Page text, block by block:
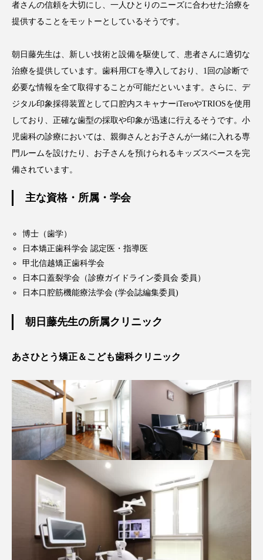
者さんの信頼を大切にし、一人ひとりのニーズに合わせた治療を
提供することをモットーとしているそうです。
朝日藤先生は、新しい技術と設備を駆使して、患者さんに適切な
治療を提供しています。歯科用CTを導入しており、1回の診断で
必要な情報を全て取得することが可能だといいます。さらに、デ
ジタル印象採得装置として口腔内スキャナーiTeroやTRIOSを使用
しており、正確な歯型の採取や印象が迅速に行えるそうです。小
児歯科の診療においては、親御さんとお子さんが一緒に入れる専
門ルームを設けたり、お子さんを預けられるキッズスペースを完
備されています。
主な資格・所属・学会
博士（歯学）
日本矯正歯科学会 認定医・指導医
甲北信越矯正歯科学会
日本口蓋裂学会（診療ガイドライン委員会 委員）
日本口腔筋機能療法学会 (学会誌編集委員)
朝日藤先生の所属クリニック
あさひとう矯正＆こども歯科クリニック